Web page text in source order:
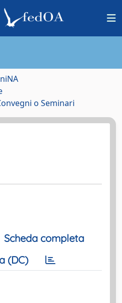
o Seminari
Scheda completa
(DC)